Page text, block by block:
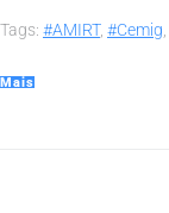
Tags: #AMIRT, #Cemig,
Mais